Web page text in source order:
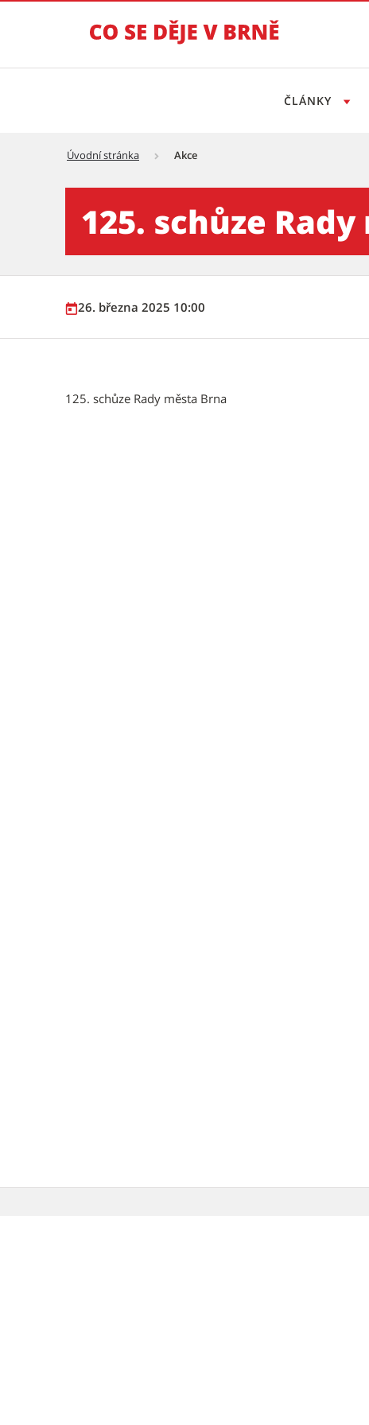
125. schůze Rady města
ČLÁNKY
Úvodní stránka Akce
125. schůze
26. března 2025 10:00
125. schůze Rady města Brna